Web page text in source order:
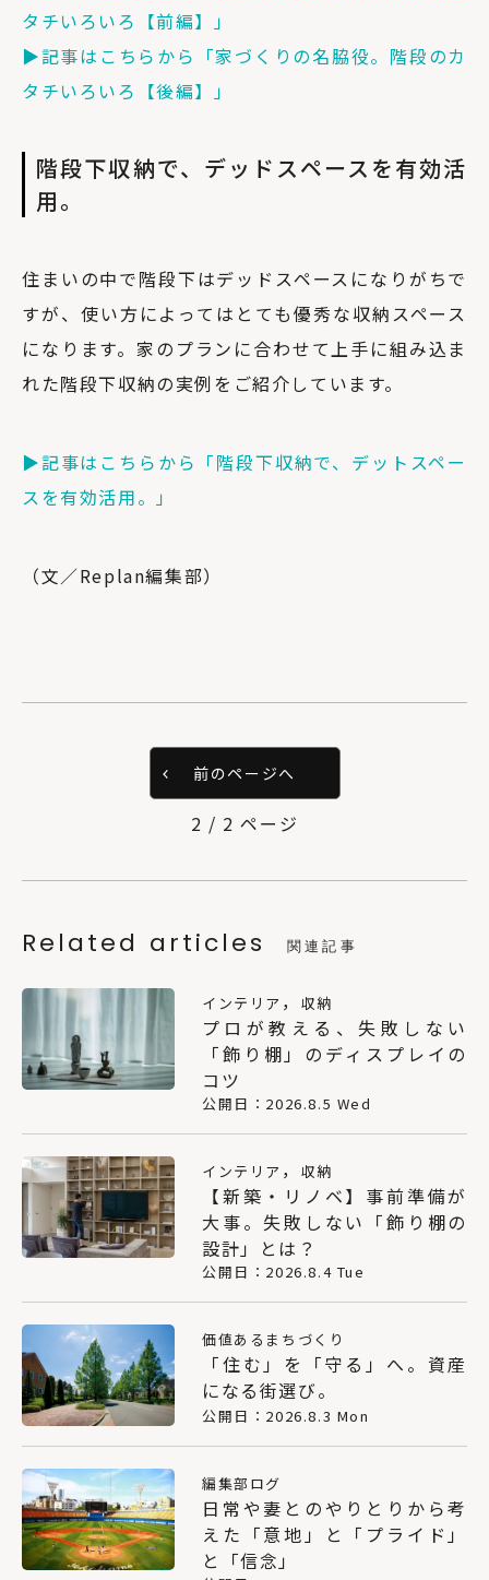
タチいろいろ【前編】」
▶︎記事はこちらから「家づくりの名脇役。階段のカ
タチいろいろ【後編】」
階段下収納で、デッドスペースを有効活
用。
住まいの中で階段下はデッドスペースになりがちで
すが、使い方によってはとても優秀な収納スペース
になります。家のプランに合わせて上手に組み込ま
れた階段下収納の実例をご紹介しています。
▶︎記事はこちらから「階段下収納で、デットスペー
スを有効活用。」
（文／Replan編集部）
前のページへ
2 / 2 ページ
Related articles 関連記事
インテリア ， 収納
プロが教える、失敗しない
「飾り棚」のディスプレイの
コツ
公開日：2026.8.5 Wed
インテリア ， 収納
【新築・リノベ】事前準備が
大事。失敗しない「飾り棚の
設計」とは？
公開日：2026.8.4 Tue
価値あるまちづくり
「住む」を「守る」へ。資産
になる街選び。
公開日：2026.8.3 Mon
編集部ログ
日常や妻とのやりとりから考
えた「意地」と「プライド」
と「信念」